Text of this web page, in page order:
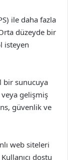
ile daha fazla
düzeyde bir
isteyen
bir sunucuya
gelişmiş
güvenlik ve
web siteleri
dostu